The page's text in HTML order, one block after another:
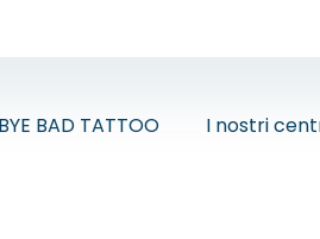
BYE BAD TATTOO I nostri